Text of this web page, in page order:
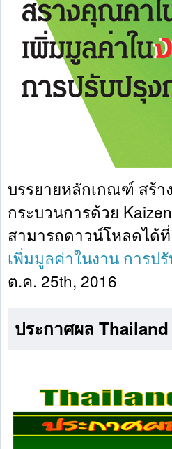
บรรยายหลักเกณฑ์ สร้า
กระบวนการด้วย
สามารถดาวน์โหลดได้
เพิ่มมูลค่าในงาน การป
ต.ค. 25th, 2016
ประกาศผล